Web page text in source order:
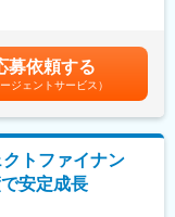
安定した顧客基盤があ
え、住宅手当や資格
上げながら働きやすさ
ラン設計およびFP相談
および各種手続き支援
獲得のための連携強
6、12月）※業績連動型
を通じて上下する可能
た表記です。
募依頼する
ージェントサービス）
クトファイナン
安定成長